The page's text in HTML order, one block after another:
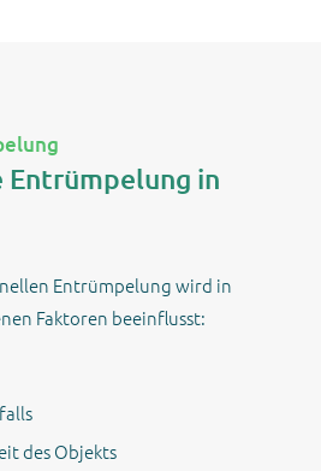
Entrümpelung in
Entrümpelung wird in
Faktoren beeinflusst:
des Objekts